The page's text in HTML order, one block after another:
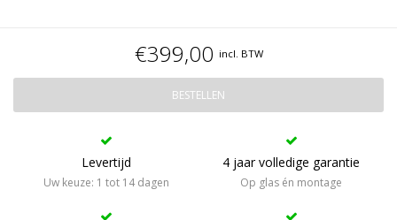
€399,00 incl. BTW
BESTELLEN
Levertijd
Uw keuze: 1 tot 14 dagen
4 jaar volledige garantie
Op glas én montage